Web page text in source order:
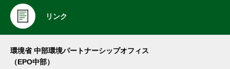
リンク
環境省 中部環境パートナーシップオフィス
（EPO中部）